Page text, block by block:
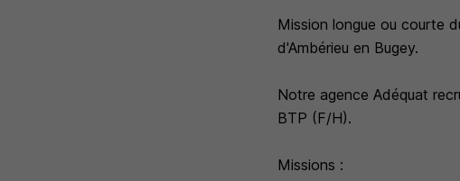
Mission longue ou courte
d'Ambérieu en Bugey.
Notre agence Adéquat
BTP (F/H).
Missions :